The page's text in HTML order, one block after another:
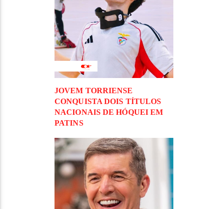
JOVEM TORRIENSE
CONQUISTA DOIS TÍTULOS
NACIONAIS DE HÓQUEI EM
PATINS